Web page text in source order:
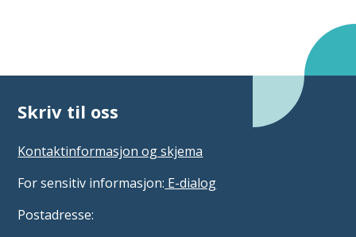
Skriv til oss
Kontaktinformasjon og skjema
For sensitiv informasjon: E-dialog
Postadresse: